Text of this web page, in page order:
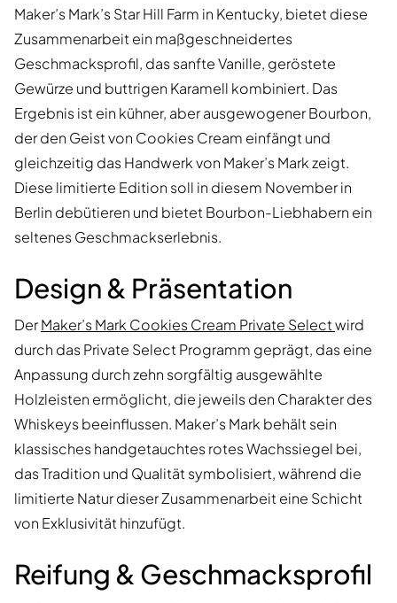
Maker’s Mark’s Star Hill Farm in Kentucky, bietet diese
Zusammenarbeit ein maßgeschneidertes
Geschmacksprofil, das sanfte Vanille, geröstete
Gewürze und buttrigen Karamell kombiniert. Das
Ergebnis ist ein kühner, aber ausgewogener Bourbon,
der den Geist von Cookies Cream einfängt und
gleichzeitig das Handwerk von Maker’s Mark zeigt.
Diese limitierte Edition soll in diesem November in
Berlin debütieren und bietet Bourbon-Liebhabern ein
seltenes Geschmackserlebnis.
Design & Präsentation
DerMaker’s Mark Cookies Cream Private Selectwird
durch das Private Select Programm geprägt, das eine
Anpassung durch zehn sorgfältig ausgewählte
Holzleisten ermöglicht, die jeweils den Charakter des
Whiskeys beeinflussen. Maker’s Mark behält sein
klassisches handgetauchtes rotes Wachssiegel bei,
das Tradition und Qualität symbolisiert, während die
limitierte Natur dieser Zusammenarbeit eine Schicht
von Exklusivität hinzufügt.
Reifung & Geschmacksprofil